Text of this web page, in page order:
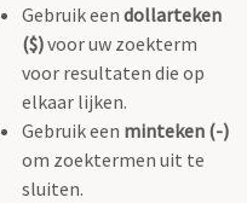
Gebruik een dollarteken
($)voor uw zoekterm
voor resultaten die op
elkaar lijken.
Gebruik een minteken (-)
om zoektermen uit te
sluiten.